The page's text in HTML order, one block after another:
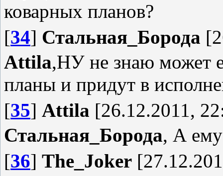
коварных планов?
[34] Стальная_Борода
Attila,НУ не знаю может
планы и придут в
[35] Attila [26.12.2011,
Стальная_Борода, А
[36] The_Joker